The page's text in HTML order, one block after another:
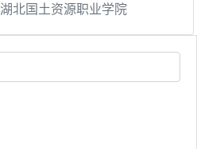
湖北国土资源职业学院